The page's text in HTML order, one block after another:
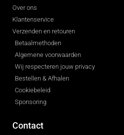
Over ons
Klantenservice
Verzenden en retouren
Betaalmethoden
Algemene voorwaarden
Wij respecteren jouw privacy
Bestellen & Afhalen
Cookiebeleid
Sponsoring
Contact